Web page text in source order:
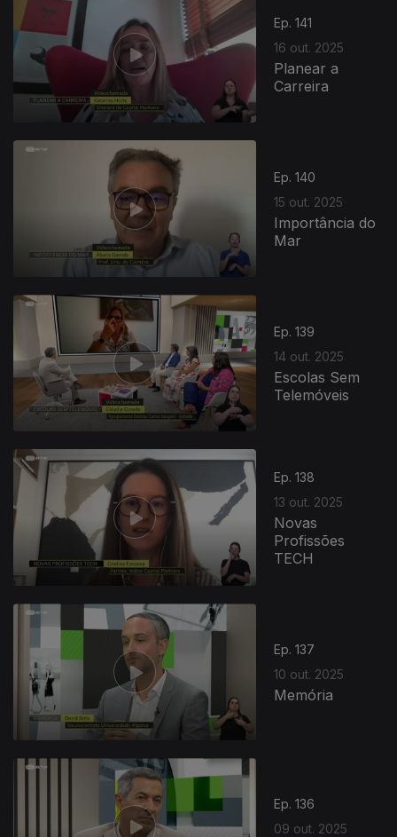
Ep. 141
16 out. 2025
Planear a
Carreira
Ep. 140
15 out. 2025
Importância do
Mar
Ep. 139
14 out. 2025
Escolas Sem
Telemóveis
Ep. 138
13 out. 2025
Novas
Profissões
TECH
881570
Ep. 137
10 out. 2025
Memória
Ep. 136
09 out. 2025